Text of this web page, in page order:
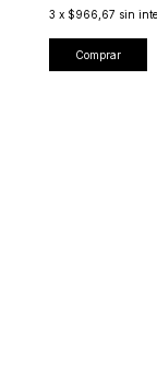
3 x $966,67 sin
Comprar